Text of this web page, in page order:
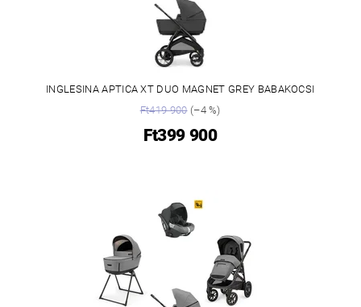
INGLESINA APTICA XT DUO MAGNET GREY BABAKOCSI
Ft419 900(–4 %)
Ft399 900